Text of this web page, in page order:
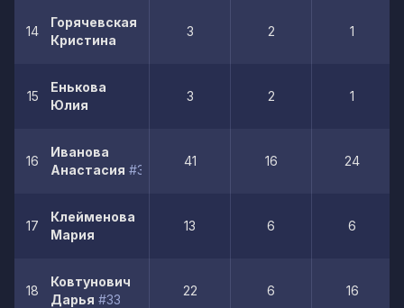
14
Горячевская
Кристина
3 2 1
15
Енькова
Юлия
3 2 1
16
Иванова
Анастасия #3
41 16 24
17
Клейменова
Мария
13 6 6
18
Ковтунович
Дарья #33
22 6 16